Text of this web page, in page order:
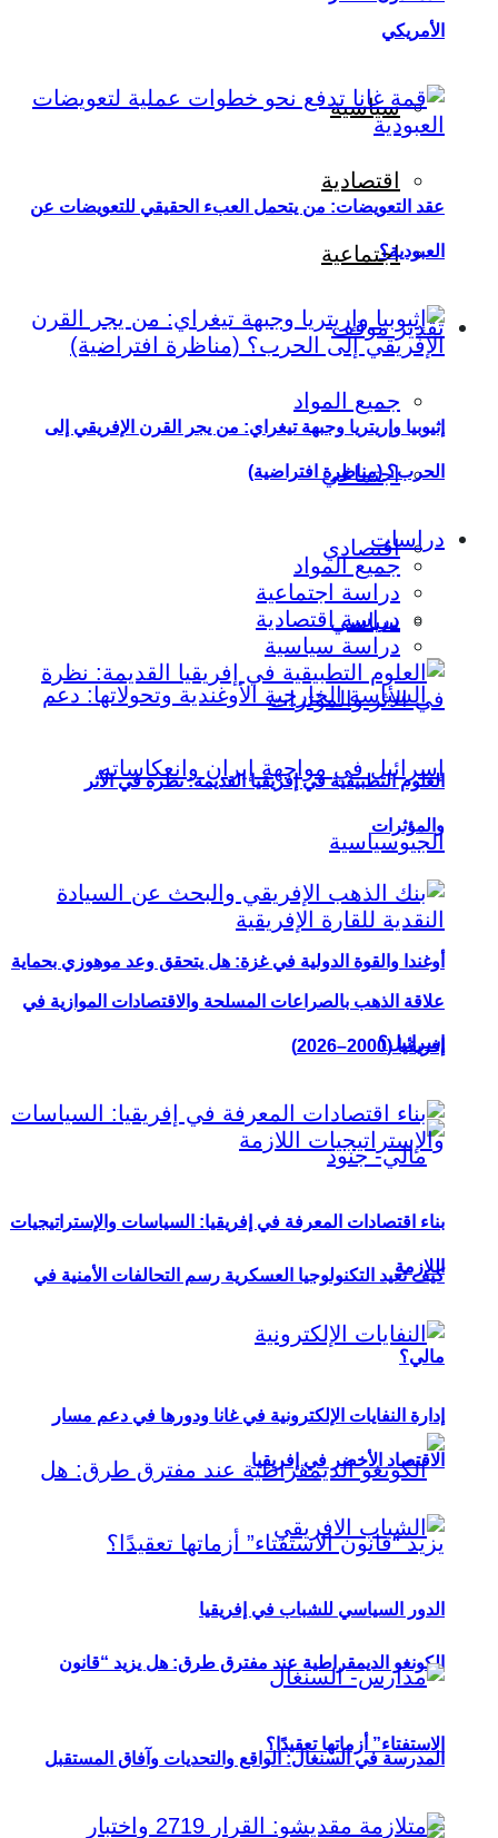
سياسية
اقتصادية
اجتماعية
تقدير موقف
جميع المواد
اجتماعي
اقتصادي
سياسي
أوغندا والقوة الدولية في غزة: هل يتحقق وعد موهوزي بحماية
إسرائيل؟
كيف تعيد التكنولوجيا العسكرية رسم التحالفات الأمنية في
مالي؟
الكونغو الديمقراطية عند مفترق طرق: هل يزيد “قانون
الاستفتاء” أزماتها تعقيدًا؟
الأمريكي
عقد التعويضات: من يتحمل العبء الحقيقي للتعويضات عن
العبودية؟
إثيوبيا وإريتريا وجبهة تيغراي: من يجر القرن الإفريقي إلى
الحرب؟ (مناظرة افتراضية)
دراسات
جميع المواد
دراسة اجتماعية
دراسة اقتصادية
دراسة سياسية
العلوم التطبيقية في إفريقيا القديمة: نظرة في الأثر
والمؤثرات
علاقة الذهب بالصراعات المسلحة والاقتصادات الموازية في
إفريقيا (2000–2026)
بناء اقتصادات المعرفة في إفريقيا: السياسات والإستراتيجيات
اللازمة
إدارة النفايات الإلكترونية في غانا ودورها في دعم مسار
الاقتصاد الأخضر في إفريقيا
الدور السياسي للشباب في إفريقيا
المدرسة في السنغال: الواقع والتحديات وآفاق المستقبل